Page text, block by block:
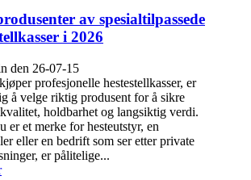
av spesialtilpassede
i 2026
den 26-07-15
profesjonelle hestestellkasser, er
å velge riktig produsent for å sikre
holdbarhet og langsiktig verdi.
er et merke for hesteutstyr, en
eller en bedrift som ser etter private
er pålitelige...